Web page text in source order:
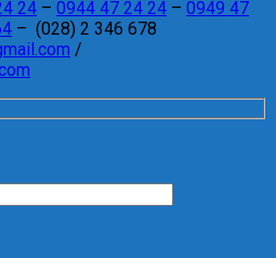
24 – 0944 47 24 24 – 0949 47
– (028) 2 346 678
/